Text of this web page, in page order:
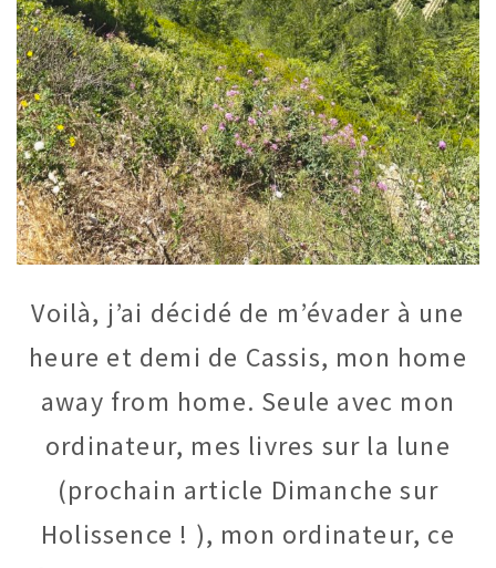
Voilà, j’ai décidé de m’évader à une
heure et demi de Cassis, mon home
away from home. Seule avec mon
ordinateur, mes livres sur la lune
(prochain article Dimanche sur
Holissence ! ), mon ordinateur, ce